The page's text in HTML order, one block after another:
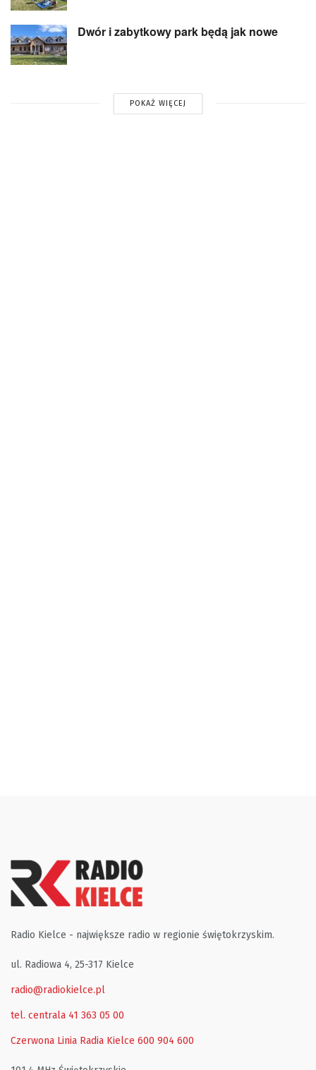
Dwór i zabytkowy park będą jak nowe
POKAŻ WIĘCEJ
Radio Kielce - największe radio w regionie świętokrzyskim.
ul. Radiowa 4, 25-317 Kielce
radio@radiokielce.pl
tel. centrala 41 363 05 00
Czerwona Linia Radia Kielce 600 904 600